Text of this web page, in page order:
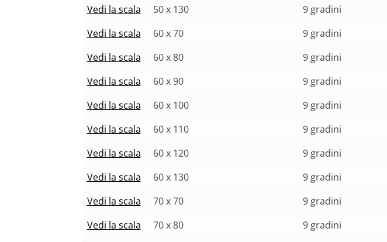
Vedi la scala
50 x 130 9 gradini
Vedi la scala
60 x 70 9 gradini
Vedi la scala
60 x 80 9 gradini
Vedi la scala
60 x 90 9 gradini
Vedi la scala
60 x 100 9 gradini
Vedi la scala
60 x 110 9 gradini
Vedi la scala
60 x 120 9 gradini
Vedi la scala
60 x 130 9 gradini
Vedi la scala
70 x 70 9 gradini
Vedi la scala
70 x 80 9 gradini